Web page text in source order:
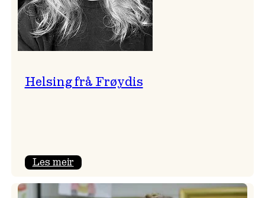
Helsing frå Frøydis
Les meir:
frå